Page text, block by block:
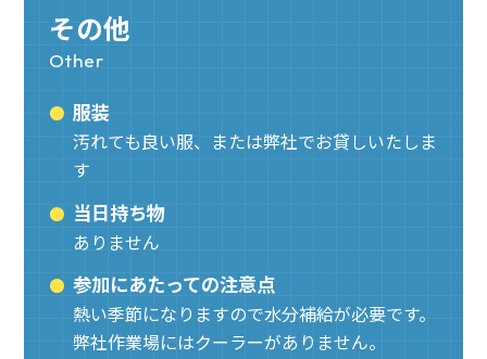
その他
Other
服装
汚れても良い服、または弊社でお貸しいたしま
す
当日持ち物
ありません
参加にあたっての注意点
熱い季節になりますので水分補給が必要です。
弊社作業場にはクーラーがありません。